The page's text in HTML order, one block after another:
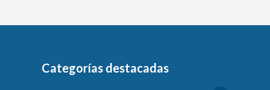
Categorías destacadas